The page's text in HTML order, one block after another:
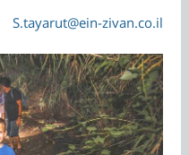
S.tayarut@ein-zivan.co.il